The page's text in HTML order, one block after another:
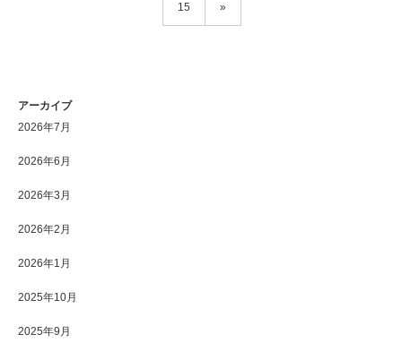
15 »
アーカイブ
2026年7月
2026年6月
2026年3月
2026年2月
2026年1月
2025年10月
2025年9月